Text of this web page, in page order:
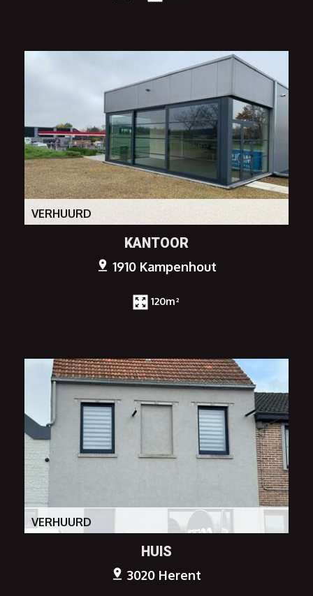
VERHUURD
KANTOOR
1910 Kampenhout
120m²
VERHUURD
HUIS
3020 Herent